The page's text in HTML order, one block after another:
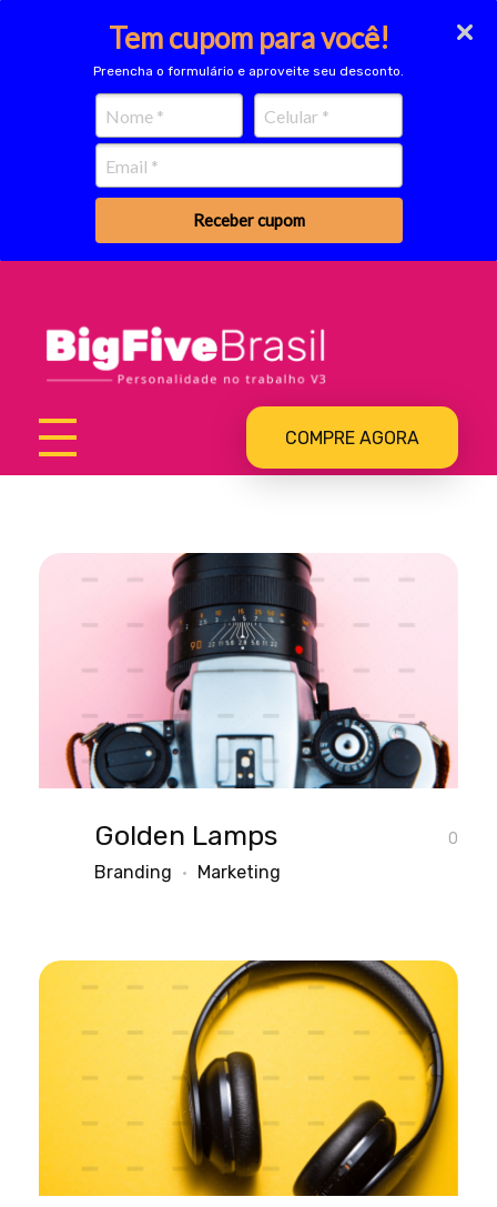
Tem cupom para você!
Preencha o formulário e aproveite seu desconto.
Receber cupom
Big Five
COMPRE AGORA
Golden Lamps 0
Branding Marketing